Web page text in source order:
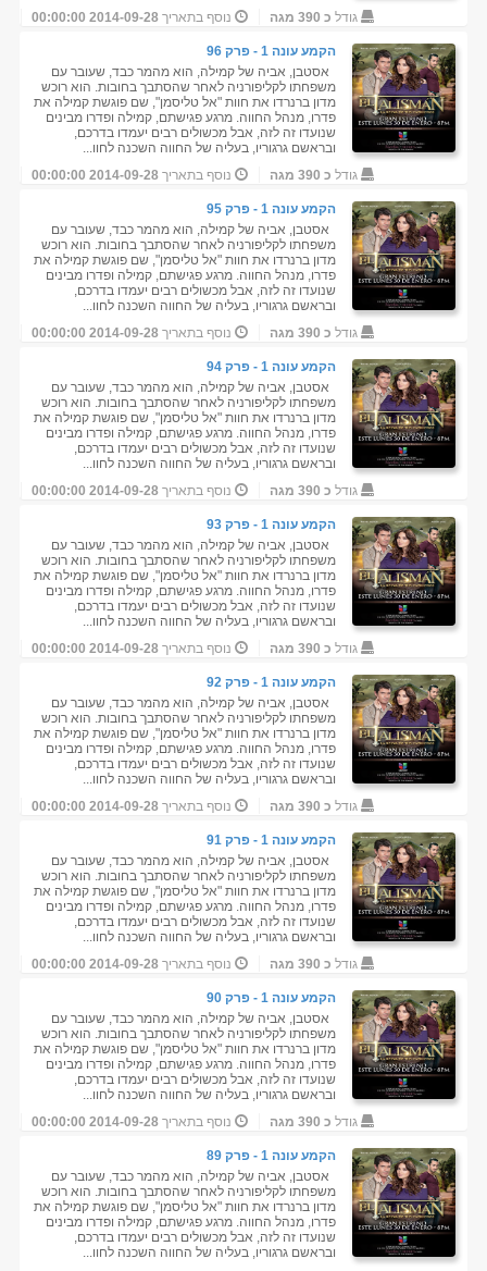
גודל כ 390 מגה נוסף בתאריך2014-09-28 00:00:00
הקמע עונה 1 - פרק 96
אסטבן, אביה של קמילה, הוא מהמר כבד, שעובר עם
משפחתו לקליפורניה לאחר שהסתבך בחובות. הוא רוכש
מדון ברנרדו את חוות "אל טליסמן", שם פוגשת קמילה את
פדרו, מנהל החווה. מרגע פגישתם, קמילה ופדרו מבינים
שנועדו זה לזה, אבל מכשולים רבים יעמדו בדרכם,
ובראשם גרגוריו, בעליה של החווה השכנה לחוו...
גודל כ 390 מגה נוסף בתאריך2014-09-28 00:00:00
הקמע עונה 1 - פרק 95
אסטבן, אביה של קמילה, הוא מהמר כבד, שעובר עם
משפחתו לקליפורניה לאחר שהסתבך בחובות. הוא רוכש
מדון ברנרדו את חוות "אל טליסמן", שם פוגשת קמילה את
פדרו, מנהל החווה. מרגע פגישתם, קמילה ופדרו מבינים
שנועדו זה לזה, אבל מכשולים רבים יעמדו בדרכם,
ובראשם גרגוריו, בעליה של החווה השכנה לחוו...
גודל כ 390 מגה נוסף בתאריך2014-09-28 00:00:00
הקמע עונה 1 - פרק 94
אסטבן, אביה של קמילה, הוא מהמר כבד, שעובר עם
משפחתו לקליפורניה לאחר שהסתבך בחובות. הוא רוכש
מדון ברנרדו את חוות "אל טליסמן", שם פוגשת קמילה את
פדרו, מנהל החווה. מרגע פגישתם, קמילה ופדרו מבינים
שנועדו זה לזה, אבל מכשולים רבים יעמדו בדרכם,
ובראשם גרגוריו, בעליה של החווה השכנה לחוו...
גודל כ 390 מגה נוסף בתאריך2014-09-28 00:00:00
הקמע עונה 1 - פרק 93
אסטבן, אביה של קמילה, הוא מהמר כבד, שעובר עם
משפחתו לקליפורניה לאחר שהסתבך בחובות. הוא רוכש
מדון ברנרדו את חוות "אל טליסמן", שם פוגשת קמילה את
פדרו, מנהל החווה. מרגע פגישתם, קמילה ופדרו מבינים
שנועדו זה לזה, אבל מכשולים רבים יעמדו בדרכם,
ובראשם גרגוריו, בעליה של החווה השכנה לחוו...
גודל כ 390 מגה נוסף בתאריך2014-09-28 00:00:00
הקמע עונה 1 - פרק 92
אסטבן, אביה של קמילה, הוא מהמר כבד, שעובר עם
משפחתו לקליפורניה לאחר שהסתבך בחובות. הוא רוכש
מדון ברנרדו את חוות "אל טליסמן", שם פוגשת קמילה את
פדרו, מנהל החווה. מרגע פגישתם, קמילה ופדרו מבינים
שנועדו זה לזה, אבל מכשולים רבים יעמדו בדרכם,
ובראשם גרגוריו, בעליה של החווה השכנה לחוו...
גודל כ 390 מגה נוסף בתאריך2014-09-28 00:00:00
הקמע עונה 1 - פרק 91
אסטבן, אביה של קמילה, הוא מהמר כבד, שעובר עם
משפחתו לקליפורניה לאחר שהסתבך בחובות. הוא רוכש
מדון ברנרדו את חוות "אל טליסמן", שם פוגשת קמילה את
פדרו, מנהל החווה. מרגע פגישתם, קמילה ופדרו מבינים
שנועדו זה לזה, אבל מכשולים רבים יעמדו בדרכם,
ובראשם גרגוריו, בעליה של החווה השכנה לחוו...
גודל כ 390 מגה נוסף בתאריך2014-09-28 00:00:00
הקמע עונה 1 - פרק 90
אסטבן, אביה של קמילה, הוא מהמר כבד, שעובר עם
משפחתו לקליפורניה לאחר שהסתבך בחובות. הוא רוכש
מדון ברנרדו את חוות "אל טליסמן", שם פוגשת קמילה את
פדרו, מנהל החווה. מרגע פגישתם, קמילה ופדרו מבינים
שנועדו זה לזה, אבל מכשולים רבים יעמדו בדרכם,
ובראשם גרגוריו, בעליה של החווה השכנה לחוו...
גודל כ 390 מגה נוסף בתאריך2014-09-28 00:00:00
הקמע עונה 1 - פרק 89
אסטבן, אביה של קמילה, הוא מהמר כבד, שעובר עם
משפחתו לקליפורניה לאחר שהסתבך בחובות. הוא רוכש
מדון ברנרדו את חוות "אל טליסמן", שם פוגשת קמילה את
פדרו, מנהל החווה. מרגע פגישתם, קמילה ופדרו מבינים
שנועדו זה לזה, אבל מכשולים רבים יעמדו בדרכם,
ובראשם גרגוריו, בעליה של החווה השכנה לחוו...